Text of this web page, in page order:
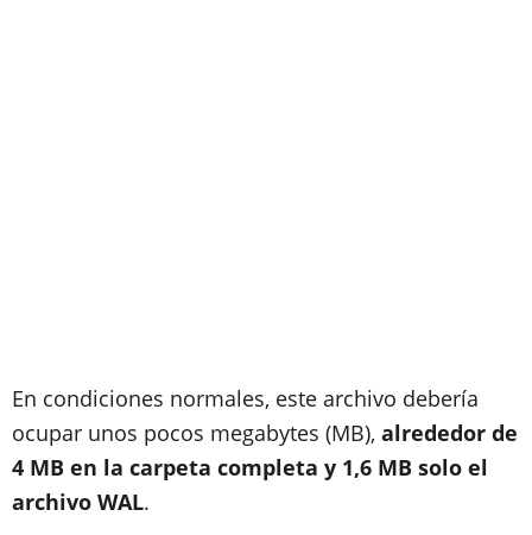
En condiciones normales, este archivo debería
ocupar unos pocos megabytes (MB), alrededor de
4 MB en la carpeta completa y 1,6 MB solo el
archivo WAL.